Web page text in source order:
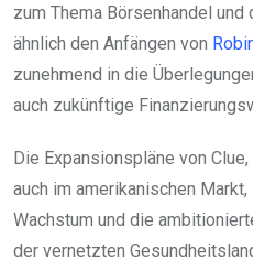
zum Thema Börsenhandel
ähnlich den Anfängen von
zunehmend in die
auch zukünftige
Die Expansionspläne von
auch im amerikanischen
Wachstum und die
der vernetzten